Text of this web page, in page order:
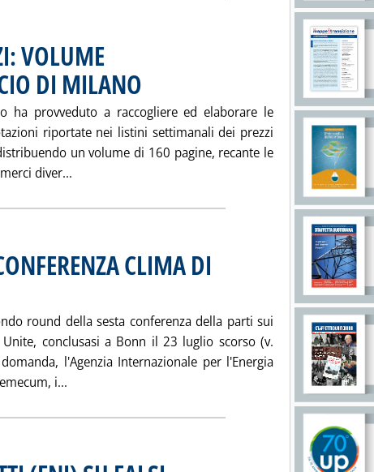
VOLUME
DI MILANO . Pubblicata sabato 15 settembre 2001 alle 15.2.
ha provveduto a raccogliere ed elaborare le
riportate nei listini settimanali dei prezzi
un volume di 160 pagine, recante le
diver... Leggi tutta la notizia: 'MEDIE MENSILI PREZZI:
CLIMA DI
round della sesta conferenza della parti sui
conclusasi a Bonn il 23 luglio scorso (v.
l'Agenzia Internazionale per l'Energia
i... Leggi tutta la notizia: 'VADEMECUM AIE SU